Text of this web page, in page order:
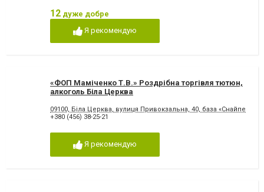
12 дуже добре
Я рекомендую
«ФОП Маміченко Т.В.» Роздрібна торгівля тютюн,
алкоголь Біла Церква
09100, Біла Церква, вулиця Привокзальна, 40, база «Снайпер»
+380 (456) 38-25-21
Я рекомендую